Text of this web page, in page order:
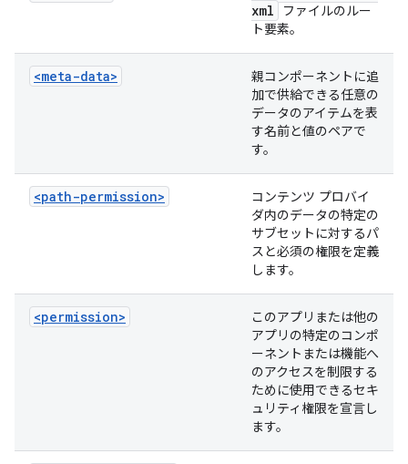
xml
ファイルのルー
ト要素。
<meta-data>
親コンポーネントに追
加で供給できる任意の
データのアイテムを表
す名前と値のペアで
す。
<path-permission>
コンテンツ プロバイ
ダ内のデータの特定の
サブセットに対するパ
スと必須の権限を定義
します。
<permission>
このアプリまたは他の
アプリの特定のコンポ
ーネントまたは機能へ
のアクセスを制限する
ために使用できるセキ
ュリティ権限を宣言し
ます。